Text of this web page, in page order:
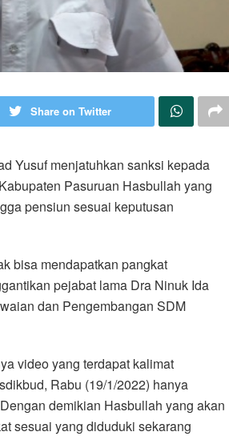
Share on Twitter
Yusuf menjatuhkan sanksi kepada
Pasuruan Hasbullah yang
pensiun sesuai keputusan
bisa mendapatkan pangkat
pejabat lama Dra Ninuk Ida
dan Pengembangan SDM
video yang terdapat kalimat
Rabu (19/1/2022) hanya
demikian Hasbullah yang akan
sesuai yang diduduki sekarang